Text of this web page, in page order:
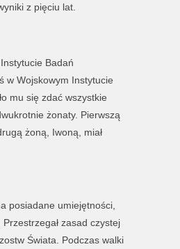
z pięciu lat.
Badań
w Wojskowym Instytucie
mu się zdać wszystkie
żonaty. Pierwszą
żoną, Iwoną, miał
posiadane umiejętności,
zasad czystej
Świata. Podczas walki